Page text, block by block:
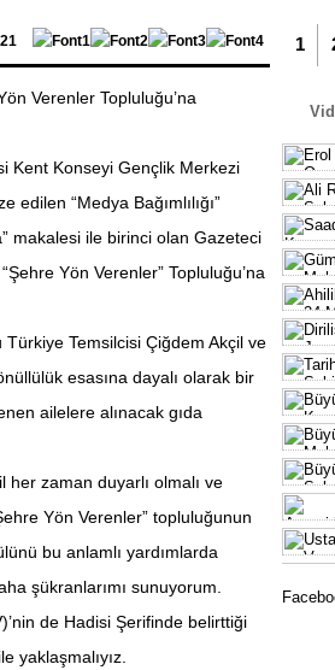
3
1
Verenler Topluluğu’na
Kent Konseyi Gençlik Merkezi
edilen “Medya Bağımlılığı”
makalesi ile birinci olan Gazeteci
Yön Verenler” Topluluğu’na
Temsilcisi Çiğdem Akçil ve
esasına dayalı olarak bir
ailelere alınacak gıda
her zaman duyarlı olmalı ve
Yön Verenler” topluluğunun
bu anlamlı yardımlarda
şükranlarımı sunuyorum.
de Hadisi Şerifinde belirttiği
yaklaşmalıyız.